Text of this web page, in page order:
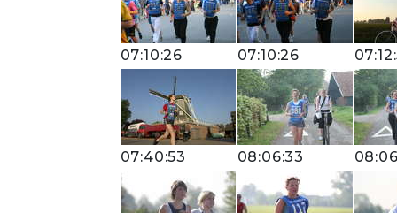
07:10:26 07:10:26
07:40:53 08:06:33